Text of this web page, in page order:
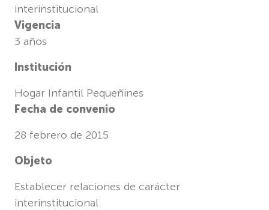
interinstitucional
Vigencia
3 años
Institución
Hogar Infantil Pequeñines
Fecha de convenio
28 febrero de 2015
Objeto
Establecer relaciones de carácter
interinstitucional